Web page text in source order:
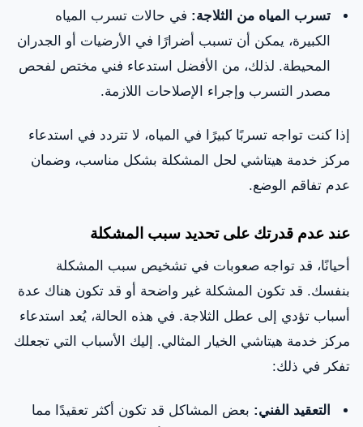
تسرب المياه من الثلاجة: في حالات تسرب المياه
الكبيرة، يمكن أن تسبب أضرارًا في الأرضيات أو الجدران
المحيطة. لذلك، من الأفضل استدعاء فني مختص لفحص
مصدر التسرب وإجراء الإصلاحات اللازمة.
إذا كنت تواجه تسربًا كبيرًا في المياه، لا تتردد في استدعاء
مركز خدمة هيتاشي لحل المشكلة بشكل مناسب، وضمان
عدم تفاقم الوضع.
عند عدم قدرتك على تحديد سبب المشكلة
أحيانًا، قد تواجه صعوبات في تشخيص سبب المشكلة
بنفسك. قد تكون المشكلة غير واضحة أو قد تكون هناك عدة
أسباب تؤدي إلى عطل الثلاجة. في هذه الحالة، يُعد استدعاء
مركز خدمة هيتاشي الخيار المثالي. إليك الأسباب التي تجعلك
تفكر في ذلك:
التعقيد الفني: بعض المشاكل قد تكون أكثر تعقيدًا مما